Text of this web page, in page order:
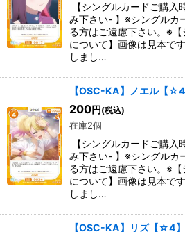
【シングルカードご購入
み下さい- 】※シングルカ
る方はご遠慮下さい。※
について】画像は見本で
しまし…
【OSC-KA】ノエル【☆4
200円 (税込)
在庫2個
【シングルカードご購入
み下さい- 】※シングルカ
る方はご遠慮下さい。※
について】画像は見本で
しまし…
【OSC-KA】リズ【☆4】